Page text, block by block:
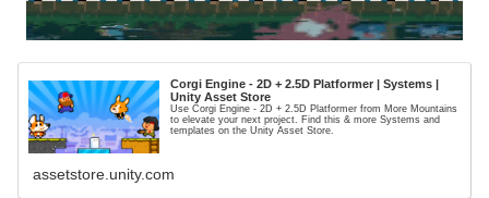
Corgi Engine - 2D + 2.5D Platformer | Systems |
Unity Asset Store
Use Corgi Engine - 2D + 2.5D Platformer from More Mountains
to elevate your next project. Find this & more Systems and
templates on the Unity Asset Store.
assetstore.unity.com